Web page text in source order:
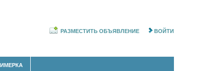
РАЗМЕСТИТЬ ОБЪЯВЛЕНИЕ ВОЙТИ